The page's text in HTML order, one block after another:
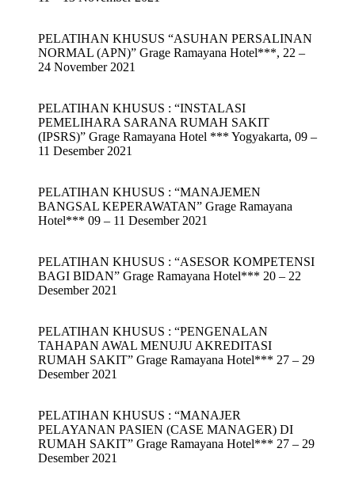
PELATIHAN KHUSUS “ASUHAN PERSALINAN
NORMAL (APN)” Grage Ramayana Hotel***, 22 –
24 November 2021
PELATIHAN KHUSUS : “INSTALASI
PEMELIHARA SARANA RUMAH SAKIT
(IPSRS)” Grage Ramayana Hotel *** Yogyakarta, 09 –
11 Desember 2021
PELATIHAN KHUSUS : “MANAJEMEN
BANGSAL KEPERAWATAN” Grage Ramayana
Hotel*** 09 – 11 Desember 2021
PELATIHAN KHUSUS : “ASESOR KOMPETENSI
BAGI BIDAN” Grage Ramayana Hotel*** 20 – 22
Desember 2021
PELATIHAN KHUSUS : “PENGENALAN
TAHAPAN AWAL MENUJU AKREDITASI
RUMAH SAKIT” Grage Ramayana Hotel*** 27 – 29
Desember 2021
PELATIHAN KHUSUS : “MANAJER
PELAYANAN PASIEN (CASE MANAGER) DI
RUMAH SAKIT” Grage Ramayana Hotel*** 27 – 29
Desember 2021